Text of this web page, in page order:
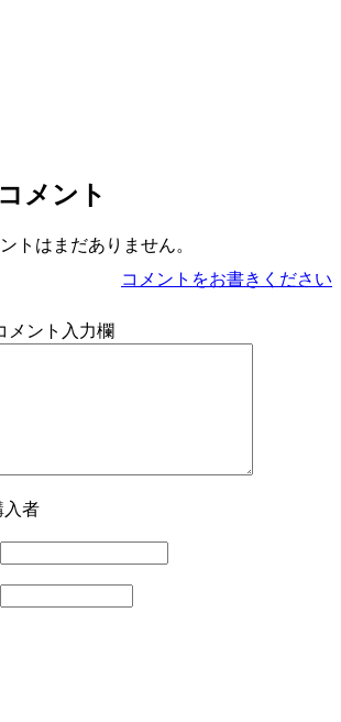
メント
トはまだありません。
コメントをお書きください
メント入力欄
入者